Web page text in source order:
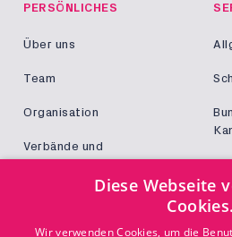
PERSÖNLICHES
Über uns
Team
Organisation
Verbände und
KONTAKT
Diese Webseite
Cookies.
Wir verwenden Cookies, um die